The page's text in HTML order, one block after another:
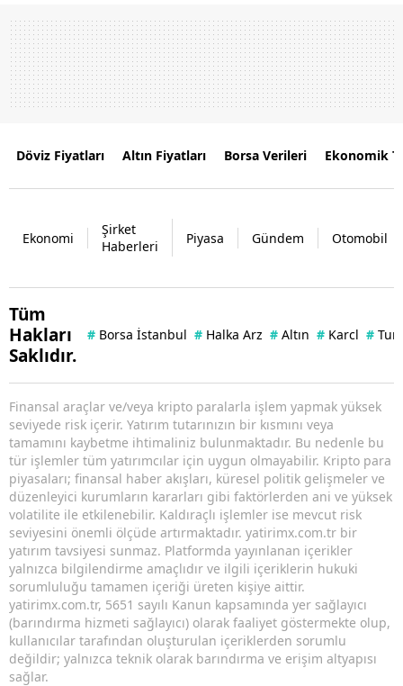
Döviz Fiyatları Altın Fiyatları Borsa Verileri Ekonomik
Ekonomi
Şirket
Haberleri
Piyasa Gündem Otomobil
Tüm
Hakları
Saklıdır.
# Borsa İstanbul # Halka Arz # Altın # Karcl #
Finansal araçlar ve/veya kripto paralarla işlem yapmak yüksek
seviyede risk içerir. Yatırım tutarınızın bir kısmını veya
tamamını kaybetme ihtimaliniz bulunmaktadır. Bu nedenle bu
tür işlemler tüm yatırımcılar için uygun olmayabilir. Kripto para
piyasaları; finansal haber akışları, küresel politik gelişmeler ve
düzenleyici kurumların kararları gibi faktörlerden ani ve yüksek
volatilite ile etkilenebilir. Kaldıraçlı işlemler ise mevcut risk
seviyesini önemli ölçüde artırmaktadır. yatirimx.com.tr bir
yatırım tavsiyesi sunmaz. Platformda yayınlanan içerikler
yalnızca bilgilendirme amaçlıdır ve ilgili içeriklerin hukuki
sorumluluğu tamamen içeriği üreten kişiye aittir.
yatirimx.com.tr, 5651 sayılı Kanun kapsamında yer sağlayıcı
(barındırma hizmeti sağlayıcı) olarak faaliyet göstermekte olup,
kullanıcılar tarafından oluşturulan içeriklerden sorumlu
değildir; yalnızca teknik olarak barındırma ve erişim altyapısı
sağlar.